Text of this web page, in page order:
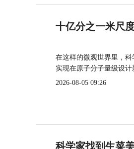
十亿分之一米尺
在这样的微观世界里，
实现在原子分子量级设
2026-08-05 09:26
科学家找到生菜